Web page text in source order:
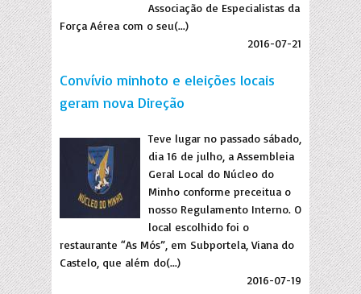
Associação de Especialistas da
Força Aérea com o seu(...)
2016-07-21
Convívio minhoto e eleições locais
geram nova Direção
Teve lugar no passado sábado,
dia 16 de julho, a Assembleia
Geral Local do Núcleo do
Minho conforme preceitua o
nosso Regulamento Interno. O
local escolhido foi o
restaurante “As Mós”, em Subportela, Viana do
Castelo, que além do(...)
2016-07-19